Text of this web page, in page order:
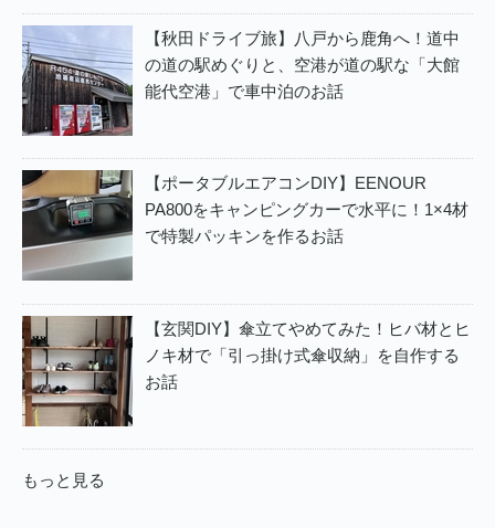
【秋田ドライブ旅】八戸から鹿角へ！道中
の道の駅めぐりと、空港が道の駅な「大館
能代空港」で車中泊のお話
【ポータブルエアコンDIY】EENOUR
PA800をキャンピングカーで水平に！1×4材
で特製パッキンを作るお話
【玄関DIY】傘立てやめてみた！ヒバ材とヒ
ノキ材で「引っ掛け式傘収納」を自作する
お話
もっと見る